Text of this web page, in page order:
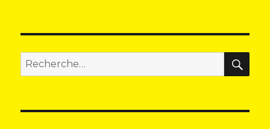
Recherche
pour
: